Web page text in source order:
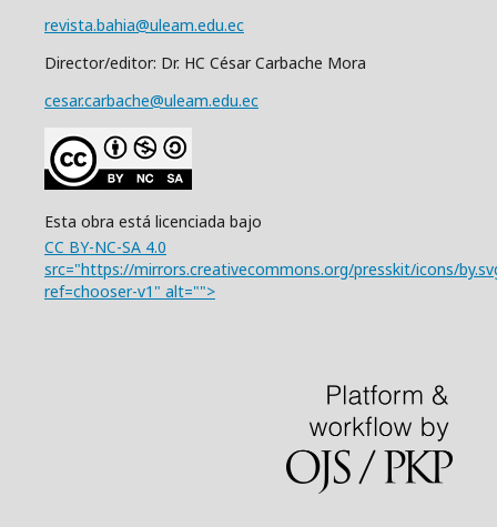
revista.bahia@uleam.edu.ec
Director/editor: Dr. HC César Carbache Mora
cesar.carbache@uleam.edu.ec
Esta obra está licenciada bajo
CC BY-NC-SA 4.0
src="https://mirrors.creativecommons.org/presskit/icons/
ref=chooser-v1" alt="">